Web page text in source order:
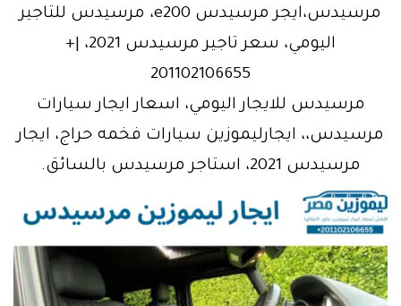
مرسيدس،ايجر مرسيدس e200، مرسيدس للتاجير
اليومي، سعر تاجير مرسيدس 2021، |+
201102106655
مرسيدس للايجار اليومي، اسعار ايجار سيارات
مرسيدس،، ايجارليموزين سيارات فخمه حراج، ايجار
مرسيدس 2021، استاجر مرسيدس بالسائق.